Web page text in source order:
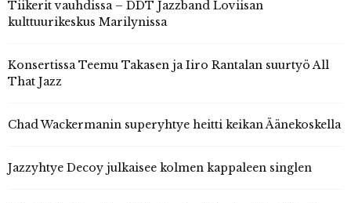
Tiikerit vauhdissa – DDT Jazzband Loviisan
kulttuurikeskus Marilynissa
Konsertissa Teemu Takasen ja Iiro Rantalan suurtyö All
That Jazz
Chad Wackermanin superyhtye heitti keikan Äänekoskella
Jazzyhtye Decoy julkaisee kolmen kappaleen singlen